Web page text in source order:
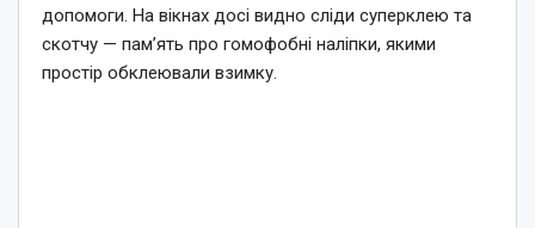
допомоги. На вікнах досі видно сліди суперклею та
скотчу — пам’ять про гомофобні наліпки, якими
простір обклеювали взимку.